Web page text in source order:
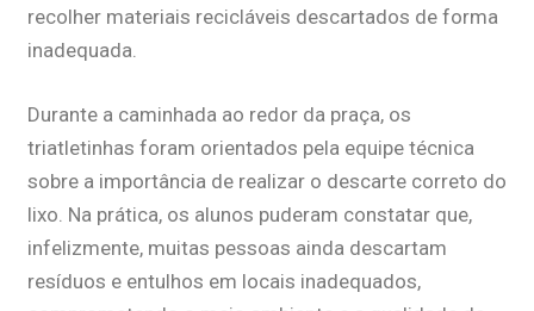
recolher materiais recicláveis descartados de forma
inadequada.
Durante a caminhada ao redor da praça, os
triatletinhas foram orientados pela equipe técnica
sobre a importância de realizar o descarte correto do
lixo. Na prática, os alunos puderam constatar que,
infelizmente, muitas pessoas ainda descartam
resíduos e entulhos em locais inadequados,